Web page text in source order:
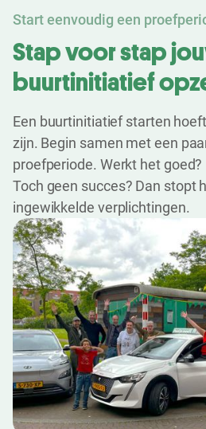
Start eenvoudig een
Stap voor stap
buurtinitiatief
Een buurtinitiatief starten
zijn. Begin samen met een
proefperiode. Werkt het goed?
Toch geen succes? Dan stopt
ingewikkelde verplichtingen.